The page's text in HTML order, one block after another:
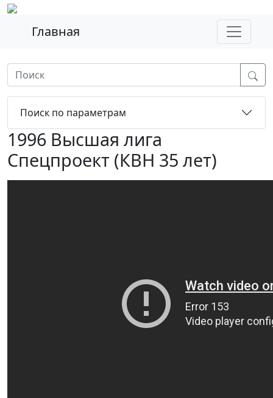
Главная
Поиск по параметрам
1996 Высшая лига
Спецпроект (КВН 35 лет)